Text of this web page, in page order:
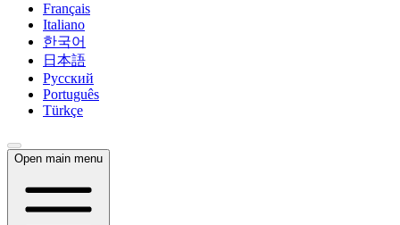
Français
Italiano
한국어
日本語
Русский
Português
Türkçe
Open main menu